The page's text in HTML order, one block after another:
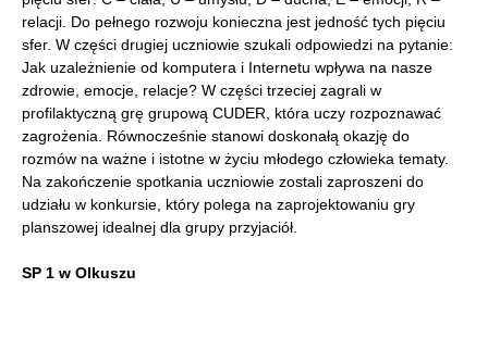
relacji. Do pełnego rozwoju konieczna jest jedność tych pięciu
sfer. W części drugiej uczniowie szukali odpowiedzi na pytanie:
Jak uzależnienie od komputera i Internetu wpływa na nasze
zdrowie, emocje, relacje? W części trzeciej zagrali w
profilaktyczną grę grupową CUDER, która uczy rozpoznawać
zagrożenia. Równocześnie stanowi doskonałą okazję do
rozmów na ważne i istotne w życiu młodego człowieka tematy.
Na zakończenie spotkania uczniowie zostali zaproszeni do
udziału w konkursie, który polega na zaprojektowaniu gry
planszowej idealnej dla grupy przyjaciół.
SP 1 w Olkuszu